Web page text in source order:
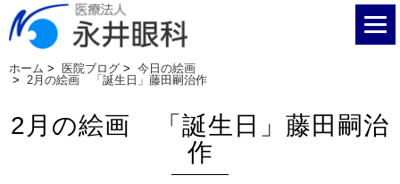
ホーム > 医院ブログ > 今日の絵画
> 2月の絵画 「誕生日」藤田嗣治作
2月の絵画 「誕生日」藤田嗣治
作